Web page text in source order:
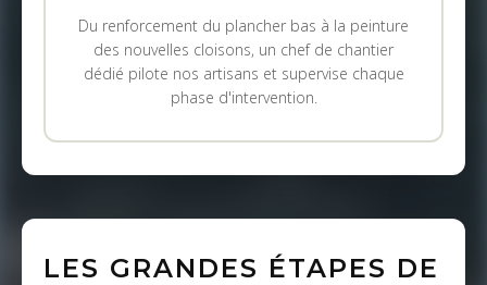
Du renforcement du plancher bas à la peinture
des nouvelles cloisons, un chef de chantier
dédié pilote nos artisans et supervise chaque
phase d'intervention.
LES GRANDES ÉTAPES DE